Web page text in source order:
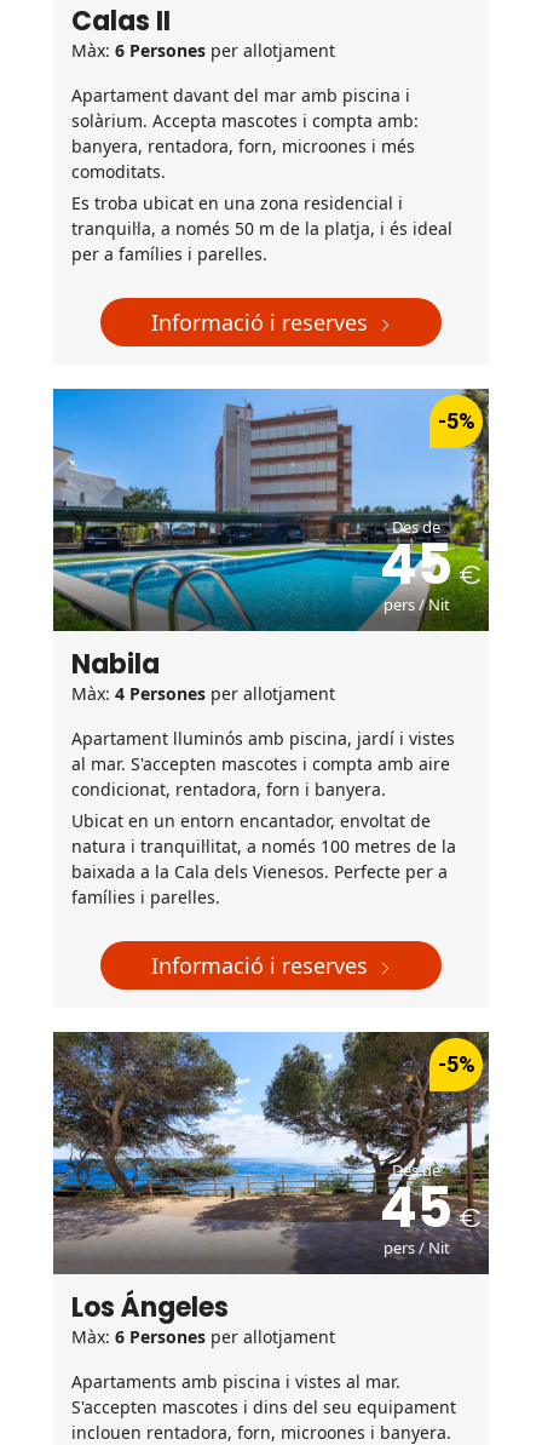
Calas II
Màx: 6 Persones per allotjament
Apartament davant del mar amb piscina i
solàrium. Accepta mascotes i compta amb:
banyera, rentadora, forn, microones i més
comoditats.
Es troba ubicat en una zona residencial i
tranquil·la, a només 50 m de la platja, i és ideal
per a famílies i parelles.
Informació i reserves
-5%
Des de
45
pers / Nit
Nabila
Màx: 4 Persones per allotjament
Apartament lluminós amb piscina, jardí i vistes
al mar. S'accepten mascotes i compta amb aire
condicionat, rentadora, forn i banyera.
Ubicat en un entorn encantador, envoltat de
natura i tranquil·litat, a només 100 metres de la
baixada a la Cala dels Vienesos. Perfecte per a
famílies i parelles.
Informació i reserves
-5%
Des de
45
pers / Nit
Los Ángeles
Màx: 6 Persones per allotjament
Apartaments amb piscina i vistes al mar.
S'accepten mascotes i dins del seu equipament
inclouen rentadora, forn, microones i banyera.